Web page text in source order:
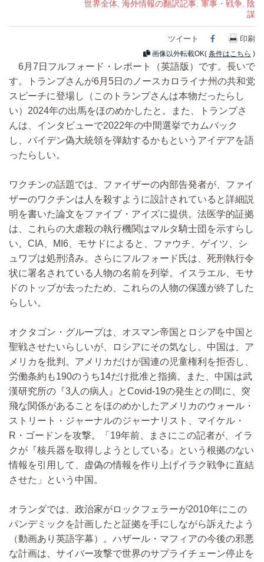
世界全体, 海外情報の翻訳記事, 軍事・戦争, 陰
謀
ツイート Facebook
印刷
画像以外転載OK( 条件はこちら )
6月7日フルフォード・レポート（英語版）です。長いで
す。トランプさんが6月5日のノースカロライナ州の共和党
スピーチに登場し（このトランプさんは本物だったらし
い）2024年の出馬をほのめかしたと。また、トランプさ
んは、インタビューで2022年の中間選挙でカムバック
し、バイデン偽大統領を弾劾するかもというアイデアを語
ったらしい。
ワクチンの話題では、ファイザーの内部告発者が、ファイ
ザーのワクチンは人を殺すように設計されていると詳細説
明を書いた論文をファイブ・アイズに提供。法医学的証拠
は、これらの大虐殺の執行機関はマルタ騎士団を示すらし
い。CIA、MI6、モサドによると、ファウチ、ゲイツ、シ
ュワブは処刑済み。さらにフルフォード氏は、死刑執行令
状に署名されている人物の名前を列挙。イスラエル、モサ
ドのトップが去ったため、これらの人物の保護が終了した
らしい。
オクタゴン・グループは、オスマン帝国とロシアを中国と
聖戦させたいらしいが、ロシアにその気なし。中国は、ア
メリカを批判。アメリカだけが国連の児童権利を拒否し、
労働条約も190のうち14だけ批准と指摘。また、中国は武
漢研究所の『3人の病人』とCovid-19の発生との間に、突
飛な関係があることをほのめかしたアメリカのウォール・
ストリート・ジャーナルのジャーナリスト、マイケル・
R・ゴードンを攻撃。「19年前、まさにこの記者が、イラ
クが『核兵器を取得しようとしている』という根拠のない
情報を引用して、虚偽の情報を作り上げイラク戦争に直結
させた」という中国。
オランダでは、政治家がロックフェラーが2010年にこの
パンデミックを計画したと証拠を手にしながら訴えたよう
（動画あり英語字幕）。ハザール・マフィアの今後の邪悪
な計画は、サイバー攻撃で世界のサプライチェーン停止を